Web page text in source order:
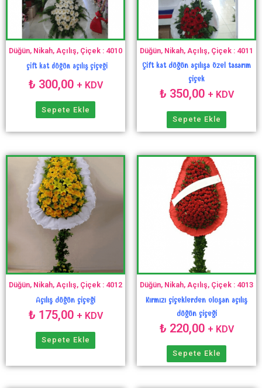
Düğün, Nikah, Açılış, Çiçek : 4010
çift kat düğün açılış çiçeği
₺ 300,00 + KDV
Sepete Ekle
Düğün, Nikah, Açılış, Çiçek : 4011
Çift kat düğün açılışa özel tasarım
çiçek
₺ 350,00 + KDV
Sepete Ekle
Düğün, Nikah, Açılış, Çiçek : 4012
Açılış düğün çiçeği
₺ 175,00 + KDV
Sepete Ekle
Düğün, Nikah, Açılış, Çiçek : 4013
Kırmızı çiçeklerden oluşan açılış
düğün çiçeği
₺ 220,00 + KDV
Sepete Ekle